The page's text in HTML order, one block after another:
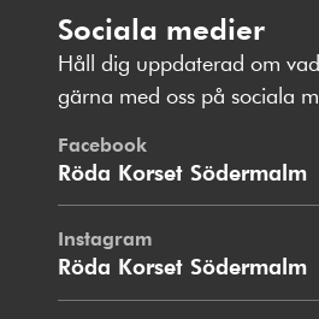
Sociala medier
Håll dig uppdaterad om
gärna med oss på sociala
Facebook
Röda Korset Södermalm
Instagram
Röda Korset Södermalm